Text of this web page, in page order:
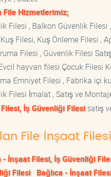
File Hizmetlerimiz;
Filesi , Balkon Güvenlik
Filesi, Kuş Önleme Filesi ,
Filesi , Güvenlik Filesi
hayvan filesi Çocuk Filesi
Emniyet Filesi , Fabrika içi
Filesi İmalat , Satış ve
İş Güvenliği Filesisatış
File İnşaat
- İnşaat Filesi, İş Güvenliği
Filesi Bağlıca - İnşaat